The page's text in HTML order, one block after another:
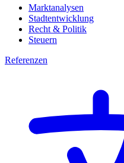
Marktanalysen
Stadtentwicklung
Recht & Politik
Steuern
Referenzen